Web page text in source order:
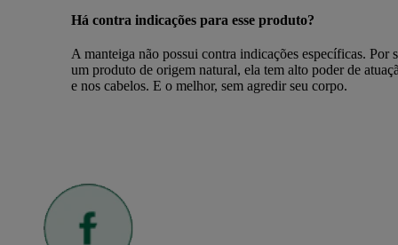
Há contra indicações para esse produto?
A manteiga não possui contra indicações específicas. Por
um produto de origem natural, ela tem alto poder de
e nos cabelos. E o melhor, sem agredir seu corpo.